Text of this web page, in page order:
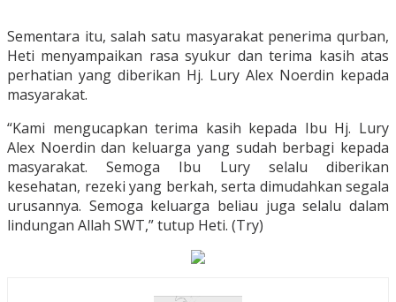
Sementara itu, salah satu masyarakat penerima qurban,
Heti menyampaikan rasa syukur dan terima kasih atas
perhatian yang diberikan Hj. Lury Alex Noerdin kepada
masyarakat.
“Kami mengucapkan terima kasih kepada Ibu Hj. Lury
Alex Noerdin dan keluarga yang sudah berbagi kepada
masyarakat. Semoga Ibu Lury selalu diberikan
kesehatan, rezeki yang berkah, serta dimudahkan segala
urusannya. Semoga keluarga beliau juga selalu dalam
lindungan Allah SWT,” tutup Heti. (Try)